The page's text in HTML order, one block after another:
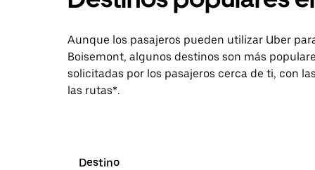
Aunque los pasajeros pueden utilizar Uber
Boisemont, algunos destinos son más
solicitadas por los pasajeros cerca de ti, con
las rutas*.
Destino